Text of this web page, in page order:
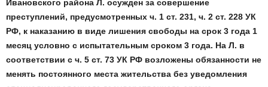
Ивановского района Л. осужден за совершение
преступлений, предусмотренных ч. 1 ст. 231, ч. 2 ст. 228 УК
РФ, к наказанию в виде лишения свободы на срок 3 года 1
месяц условно с испытательным сроком 3 года. На Л. в
соответствии с ч. 5 ст. 73 УК РФ возложены обязанности не
менять постоянного места жительства без уведомления